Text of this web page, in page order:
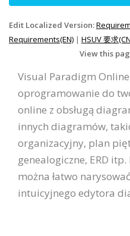
Edit Localized Version:
Requirements(EN) | HSUV 要求
View this
Visual Paradigm Online
oprogramowanie do
online z obsługą
innych diagramów,
organizacyjny, plan
genealogiczne, ERD
można łatwo
intuicyjnego edytora